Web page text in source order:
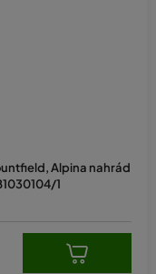
Alpina nahrád
1